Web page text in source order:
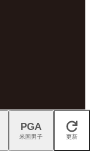
閉じる
PGA
米国男子 更新